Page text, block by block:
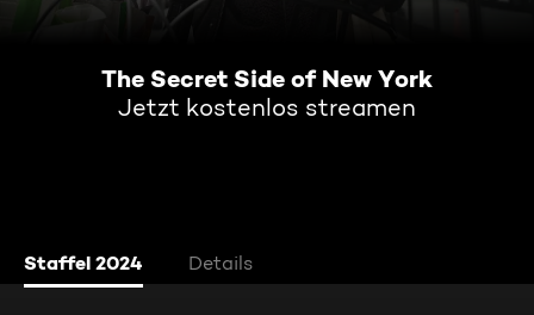
The Secret Side of New York
Jetzt kostenlos streamen
Staffel 2024 Details